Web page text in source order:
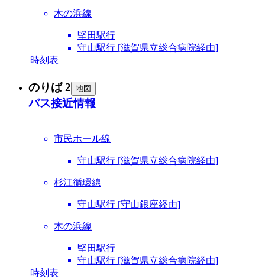
木の浜線
堅田駅行
守山駅行 [滋賀県立総合病院経由]
時刻表
のりば 2 地図
バス接近情報
市民ホール線
守山駅行 [滋賀県立総合病院経由]
杉江循環線
守山駅行 [守山銀座経由]
木の浜線
堅田駅行
守山駅行 [滋賀県立総合病院経由]
時刻表